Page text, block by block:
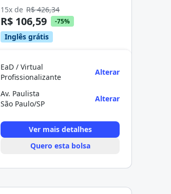
15x de R$ 426,34
R$ 106,59 -75%
Inglês grátis
EaD / Virtual
Profissionalizante
Alterar
Av. Paulista
São Paulo/SP
Alterar
Ver mais detalhes
Quero esta bolsa